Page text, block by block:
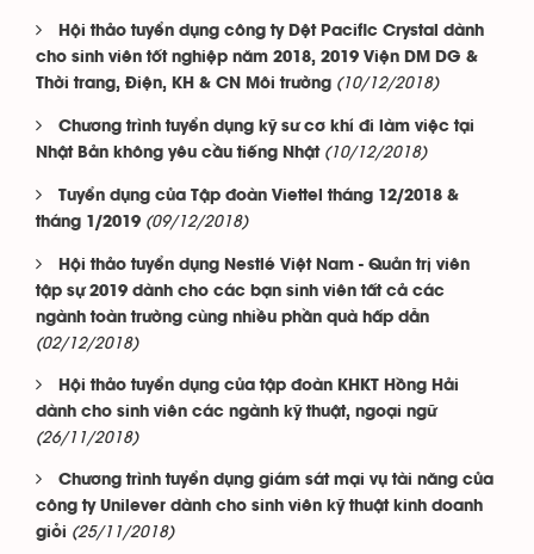
Hội thảo tuyển dụng công ty Dệt Pacific Crystal dành
cho sinh viên tốt nghiệp năm 2018, 2019 Viện DM DG &
Thời trang, Điện, KH & CN Môi trường (10/12/2018)
Chương trình tuyển dụng kỹ sư cơ khí đi làm việc tại
Nhật Bản không yêu cầu tiếng Nhật (10/12/2018)
Tuyển dụng của Tập đoàn Viettel tháng 12/2018 &
tháng 1/2019 (09/12/2018)
Hội thảo tuyển dụng Nestlé Việt Nam - Quản trị viên
tập sự 2019 dành cho các bạn sinh viên tất cả các
ngành toàn trường cùng nhiều phần quà hấp dẫn
(02/12/2018)
Hội thảo tuyển dụng của tập đoàn KHKT Hồng Hải
dành cho sinh viên các ngành kỹ thuật, ngoại ngữ
(26/11/2018)
Chương trình tuyển dụng giám sát mại vụ tài năng của
công ty Unilever dành cho sinh viên kỹ thuật kinh doanh
giỏi (25/11/2018)